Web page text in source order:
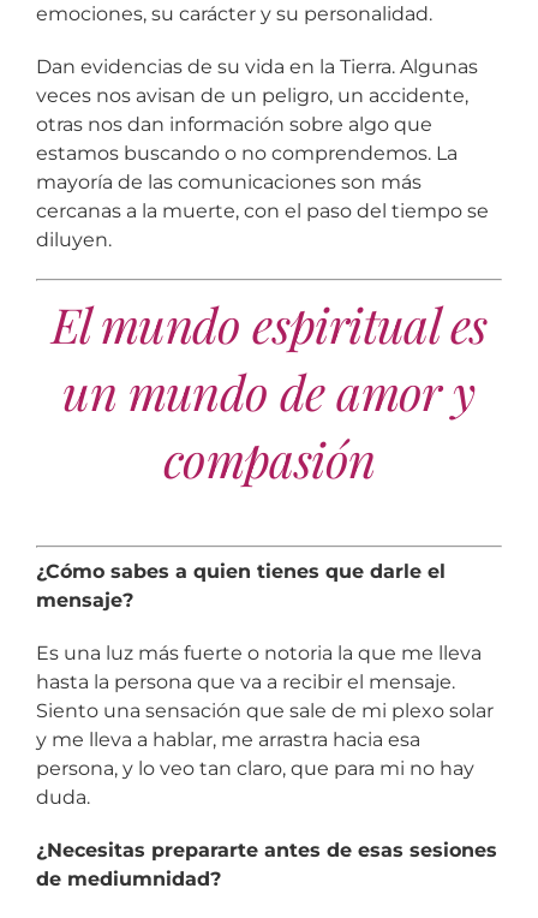
emociones, su carácter y su personalidad.
Dan evidencias de su vida en la Tierra. Algunas
veces nos avisan de un peligro, un accidente,
otras nos dan información sobre algo que
estamos buscando o no comprendemos. La
mayoría de las comunicaciones son más
cercanas a la muerte, con el paso del tiempo se
diluyen.
El mundo espiritual es
un mundo de amor y
compasión
¿Cómo sabes a quien tienes que darle el
mensaje?
Es una luz más fuerte o notoria la que me lleva
hasta la persona que va a recibir el mensaje.
Siento una sensación que sale de mi plexo solar
y me lleva a hablar, me arrastra hacia esa
persona, y lo veo tan claro, que para mi no hay
duda.
¿Necesitas prepararte antes de esas sesiones
de mediumnidad?